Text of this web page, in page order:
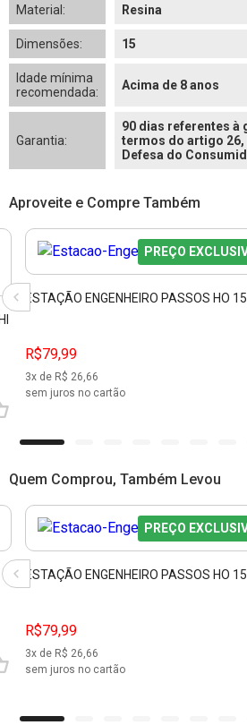
Material: Resina
Dimensões: 15
Idade mínima
recomendada:
Acima de 8 anos
Garantia:
90 dias referentes à
termos do artigo 26,
Defesa do
Aproveite e Compre Também
PREÇO
ESTAÇÃO ENGENHEIRO PASSOS HO
R$79,99
3x de R$ 26,66
sem juros no cartão
Quem Comprou, Também Levou
PREÇO
ESTAÇÃO ENGENHEIRO PASSOS HO
R$79,99
3x de R$ 26,66
sem juros no cartão